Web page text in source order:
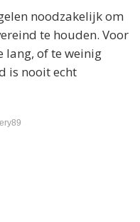
noodzakelijk om
te houden. Voor
lang, of te weinig
is nooit echt